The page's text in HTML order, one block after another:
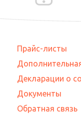
Прайс-листы
Декларации о
Документы
Обратная связь